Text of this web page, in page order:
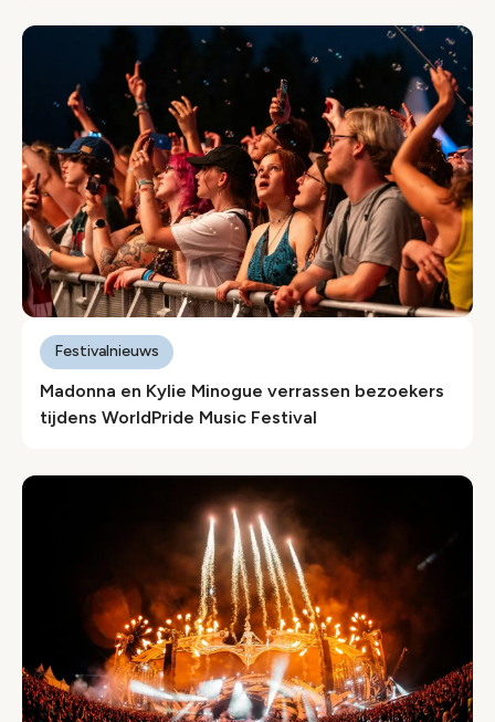
Madonna en Kylie Minogue verrassen bezoekers
tijdens WorldPride Music Festival
Festivalnieuws